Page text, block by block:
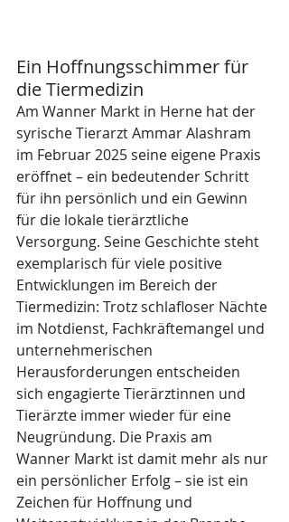
Ein Hoffnungsschimmer für
die Tiermedizin
Am Wanner Markt in Herne hat der
syrische Tierarzt Ammar Alashram
im Februar 2025 seine eigene Praxis
eröffnet – ein bedeutender Schritt
für ihn persönlich und ein Gewinn
für die lokale tierärztliche
Versorgung. Seine Geschichte steht
exemplarisch für viele positive
Entwicklungen im Bereich der
Tiermedizin: Trotz schlafloser Nächte
im Notdienst, Fachkräftemangel und
unternehmerischen
Herausforderungen entscheiden
sich engagierte Tierärztinnen und
Tierärzte immer wieder für eine
Neugründung. Die Praxis am
Wanner Markt ist damit mehr als nur
ein persönlicher Erfolg – sie ist ein
Zeichen für Hoffnung und